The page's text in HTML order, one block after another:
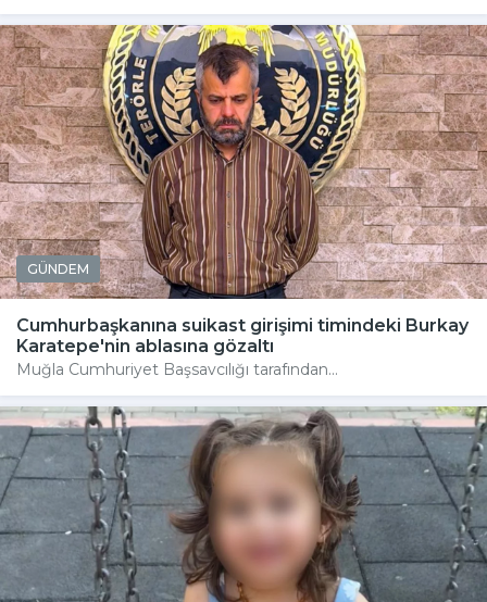
GÜNDEM
Cumhurbaşkanına suikast girişimi timindeki Burkay
Karatepe'nin ablasına gözaltı
Muğla Cumhuriyet Başsavcılığı tarafından...